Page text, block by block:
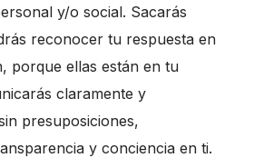
y/o social. Sacarás
reconocer tu respuesta en
porque ellas están en tu
claramente y
presuposiciones,
y conciencia en ti.